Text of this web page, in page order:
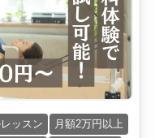
ッスン
月額2万円以上